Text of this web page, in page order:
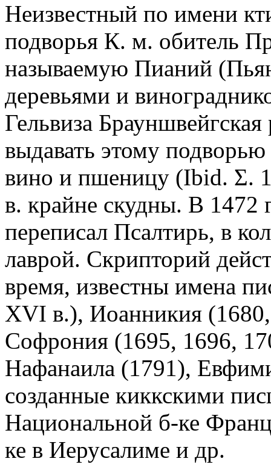
Неизвестный по имени
подворья К. м. обитель
называемую Пианий
деревьями и
Гельвиза
выдавать этому
вино и пшеницу (Ibid. Σ.
в. крайне скудны. В
переписал Псалтирь, в
лаврой. Скрипторий
время, известны имена
XVI в.), Иоанникия
Софрония (1695, 1696,
Нафанаила (1791),
созданные киккскими
Национальной б-ке
ке в Иерусалиме и др.